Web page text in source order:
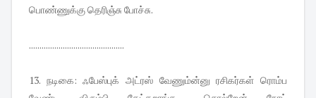
பொண்ணுக்கு தெரிஞ்சு போச்சு.
.............................................
13. நடிகை: ஃபேஸ்புக் அட்ரஸ் வேணும்ன்னு ரசிகர்கள் ரொம்ப